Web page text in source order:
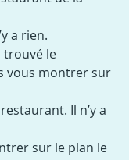
a rien.
trouvé le
vous montrer sur
Il n’y a
sur le plan le